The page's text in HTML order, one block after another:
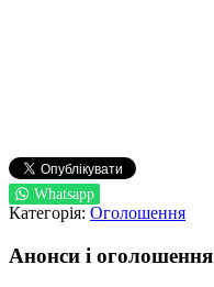
Whatsapp
Категорія: Оголошення
Анонси і оголошення